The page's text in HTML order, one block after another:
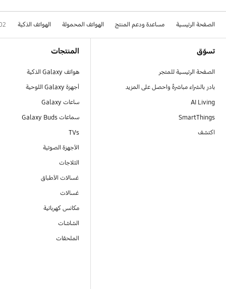
الصفحة الرئيسية مساعدة ودعم المنتج الهواتف المحمولة الهواتف الذكية
تسوّق
الصفحة الرئيسية للمتجر
بادر بالشراء مباشرةً واحصل على المزيد
AI Living
SmartThings
اكتشف
المنتجات
هواتف Galaxy الذكية
أجهزة Galaxy اللوحية
ساعات Galaxy
سماعات Galaxy Buds
TVs
الأجهزة الصوتية
الثلاجات
غسالات الأطباق
غسالات
مكانس كهربائية
الشاشات
الملحقات